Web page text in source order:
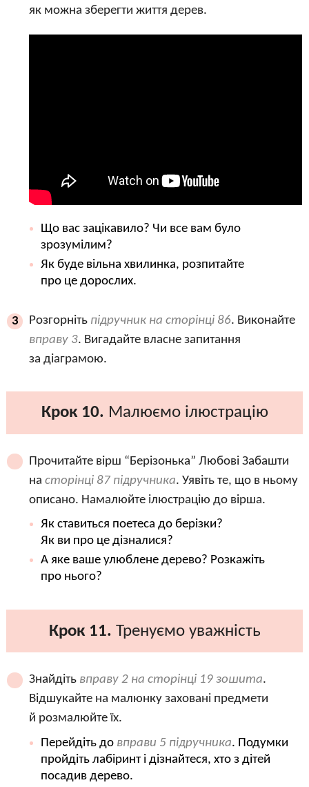
як можна зберегти життя дерев.
Що вас зацікавило? Чи все вам було
зрозумілим?
Як буде вільна хвилинка, розпитайте
про це дорослих.
3 Розгорніть підручник на сторінці 86. Виконайте
вправу 3. Вигадайте власне запитання
за діаграмою.
Крок 10. Малюємо ілюстрацію
Прочитайте вірш “Берізонька” Любові Забашти
на сторінці 87 підручника. Уявіть те, що в ньому
описано. Намалюйте ілюстрацію до вірша.
Як ставиться поетеса до берізки?
Як ви про це дізналися?
А яке ваше улюблене дерево? Розкажіть
про нього?
Крок 11. Тренуємо уважність
Знайдіть вправу 2 на сторінці 19 зошита.
Відшукайте на малюнку заховані предмети
й розмалюйте їх.
Перейдіть до вправи 5 підручника. Подумки
пройдіть лабіринт і дізнайтеся, хто з дітей
посадив дерево.